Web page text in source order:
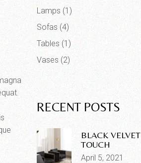
Lamps (1)
Sofas (4)
Tables (1)
Vases (2)
RECENT POSTS
BLACK VELVET
TOUCH
April 5, 2021